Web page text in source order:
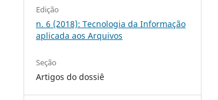
Edição
n. 6 (2018): Tecnologia da Informação
aplicada aos Arquivos
Seção
Artigos do dossiê